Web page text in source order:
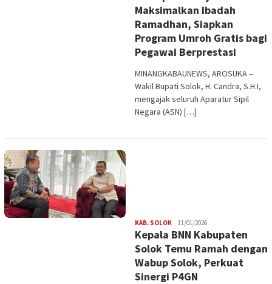
Maksimalkan Ibadah
Ramadhan, Siapkan
Program Umroh Gratis bagi
Pegawai Berprestasi
MINANGKABAUNEWS, AROSUKA –
Wakil Bupati Solok, H. Candra, S.H.I,
mengajak seluruh Aparatur Sipil
Negara (ASN) […]
KAB. SOLOKRedaksi
11/01/2026
Kepala BNN Kabupaten
Solok Temu Ramah dengan
Wabup Solok, Perkuat
Sinergi P4GN